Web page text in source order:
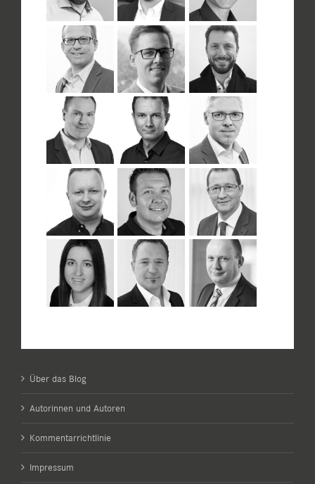
Über das Blog
Autorinnen und Autoren
Kommentarrichtlinie
Impressum